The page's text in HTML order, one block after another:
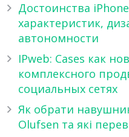
Достоинства
характеристик,
автономности
IPweb: Cases как
комплексного
социальных сетях
Як обрати
Olufsen та які